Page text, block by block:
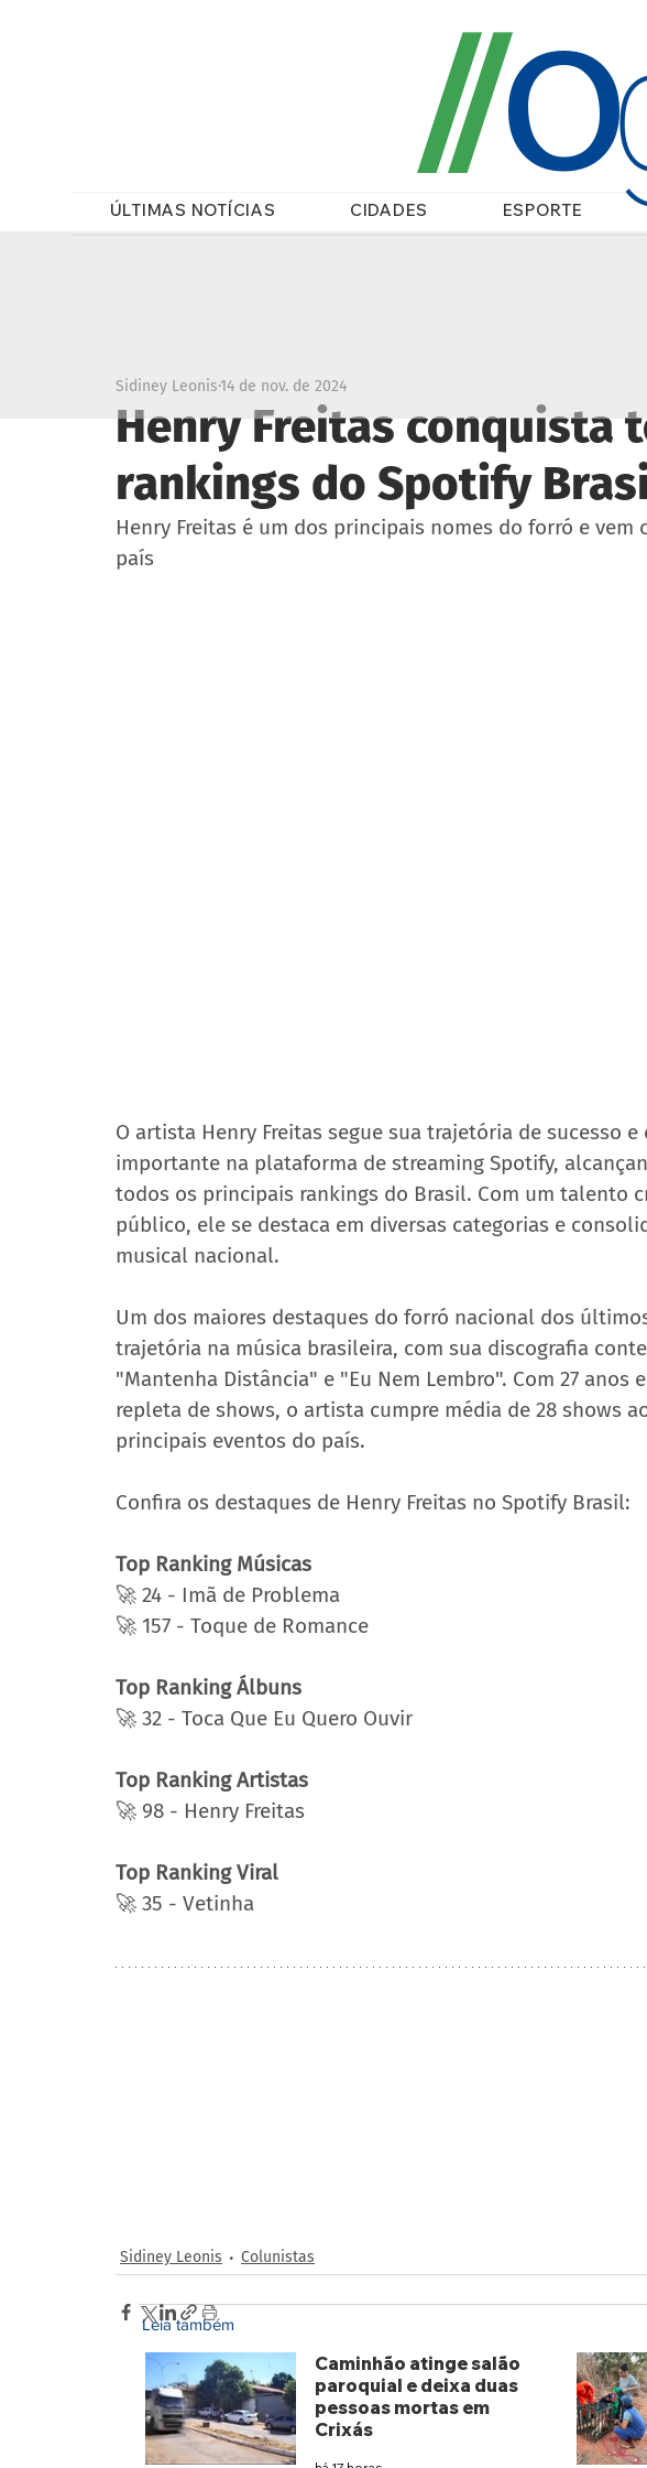
ÚLTIMAS NOTÍCIAS CIDADES ESPORTE
//O
Henry Freitas conquista
rankings do Spotify
Sidiney Leonis14 de nov. de 2024
Henry Freitas é um dos principais nomes do forró e
país
O artista Henry Freitas segue sua trajetória de sucesso
importante na plataforma de streaming Spotify,
todos os principais rankings do Brasil. Com um talento
público, ele se destaca em diversas categorias e
musical nacional.
Um dos maiores destaques do forró nacional dos
trajetória na música brasileira, com sua discografia
"Mantenha Distância" e "Eu Nem Lembro". Com 27 anos
repleta de shows, o artista cumpre média de 28 shows
principais eventos do país.
Confira os destaques de Henry Freitas no Spotify Brasil:
Top Ranking Músicas
🚀 24 - Imã de Problema
🚀 157 - Toque de Romance
Top Ranking Álbuns
🚀 32 - Toca Que Eu Quero Ouvir
Top Ranking Artistas
🚀 98 - Henry Freitas
Top Ranking Viral
🚀 35 - Vetinha
Sidiney Leonis Colunistas
Leia também
Caminhão atinge salão
paroquial e deixa duas
pessoas mortas em
Crixás